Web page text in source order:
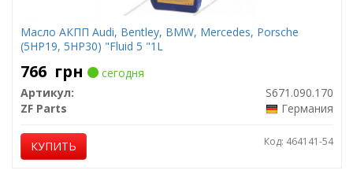
Масло АКПП Audi, Bentley, BMW, Mercedes, Porsche
(5HP19, 5HP30) "Fluid 5 "1L
766 грн
сегодня
Артикул:
S671.090.170
ZF Parts
Германия
КУПИТЬ Код: 464141-54